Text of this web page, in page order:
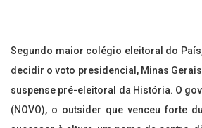
Segundo maior colégio eleitoral do
decidir o voto presidencial, Minas
suspense pré-eleitoral da História. O
(NOVO), o outsider que venceu forte